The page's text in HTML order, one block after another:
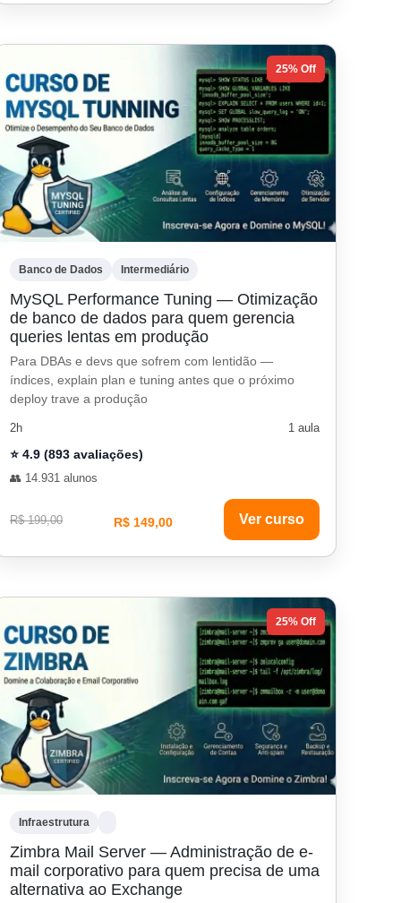
25% Off
Banco de Dados Intermediário
MySQL Performance Tuning — Otimização
de banco de dados para quem gerencia
queries lentas em produção
Para DBAs e devs que sofrem com lentidão —
índices, explain plan e tuning antes que o próximo
deploy trave a produção
2h 1 aula
⭐ 4.9 (893 avaliações)
👥 14.931 alunos
R$ 199,00 R$ 149,00 Ver curso
25% Off
Infraestrutura
Zimbra Mail Server — Administração de e-
mail corporativo para quem precisa de uma
alternativa ao Exchange